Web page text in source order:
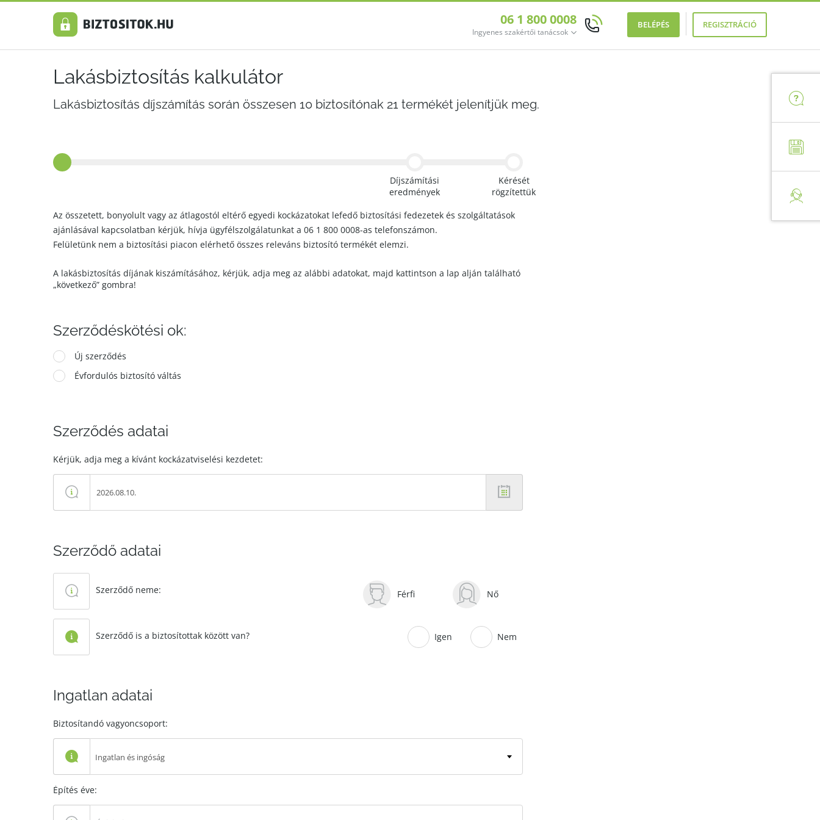
06 1 800 0008
Ingyenes szakértői tanácsok
BELÉPÉS REGISZTRÁCIÓ
Lakásbiztosítás kalkulátor
Lakásbiztosítás díjszámítás során összesen 10 biztosítónak 21 termékét jelenítjük meg.
Díjszámítási
eredmények
Kérését
rögzítettük
Az összetett, bonyolult vagy az átlagostól eltérő egyedi kockázatokat lefedő biztosítási fedezetek és szolgáltatások
ajánlásával kapcsolatban kérjük, hívja ügyfélszolgálatunkat a 06 1 800 0008-as telefonszámon.
Felületünk nem a biztosítási piacon elérhető összes releváns biztosító termékét elemzi.
A lakásbiztosítás díjának kiszámításához, kérjük, adja meg az alábbi adatokat, majd kattintson a lap alján található
„következő” gombra!
Szerződéskötési ok:
Új szerződés
Évfordulós biztosító váltás
Szerződés adatai
Kérjük, adja meg a kívánt kockázatviselési kezdetet:
Szerződő adatai
Szerződő neme: Férfi Nő
Szerződő is a biztosítottak között van? Igen Nem
Ingatlan adatai
Biztosítandó vagyoncsoport:
Ingatlan és ingóság
Építés éve: